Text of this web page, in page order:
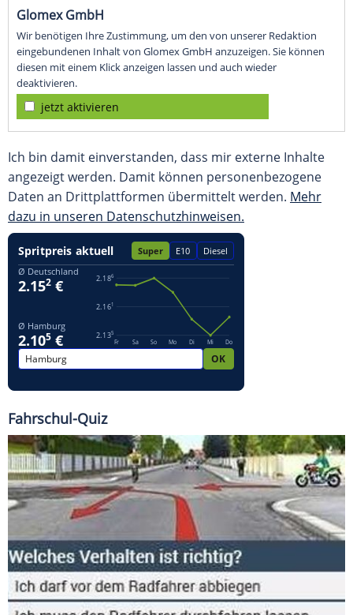
Glomex GmbH
Wir benötigen Ihre Zustimmung, um den von unserer Redaktion
eingebundenen Inhalt von Glomex GmbH anzuzeigen. Sie können
diesen mit einem Klick anzeigen lassen und auch wieder
deaktivieren.
jetzt aktivieren
Ich bin damit einverstanden, dass mir externe Inhalte
angezeigt werden. Damit können personenbezogene
Daten an Drittplattformen übermittelt werden. Mehr
dazu in unseren Datenschutzhinweisen.
Fahrschul-Quiz